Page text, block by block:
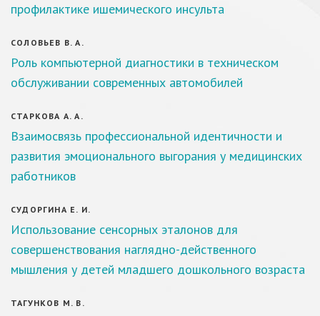
профилактике ишемического инсульта
СОЛОВЬЕВ В. А.
Роль компьютерной диагностики в техническом
обслуживании современных автомобилей
СТАРКОВА А. А.
Взаимосвязь профессиональной идентичности и
развития эмоционального выгорания у медицинских
работников
СУДОРГИНА Е. И.
Использование сенсорных эталонов для
совершенствования наглядно-действенного
мышления у детей младшего дошкольного возраста
ТАГУНКОВ М. В.